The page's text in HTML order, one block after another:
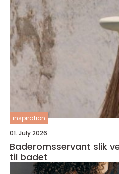
inspiration
01. July 2026
Baderomsservant slik velger du riktig servant
til badet